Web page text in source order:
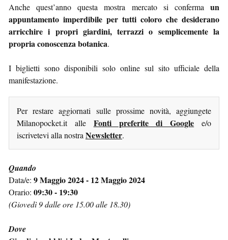
Anche quest’anno questa mostra mercato si conferma un
appuntamento imperdibile per tutti coloro che desiderano
arricchire i propri giardini, terrazzi o semplicemente la
propria conoscenza botanica.
I biglietti sono disponibili solo online sul sito ufficiale della
manifestazione.
Per restare aggiornati sulle prossime novità, aggiungete
Milanopocket.it alle Fonti preferite di Google e/o
iscrivetevi alla nostra Newsletter.
Quando
Data/e: 9 Maggio 2024 - 12 Maggio 2024
Orario: 09:30 - 19:30
(Giovedì 9 dalle ore 15.00 alle 18.30)
Dove